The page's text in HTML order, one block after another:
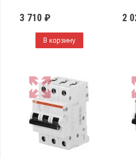
3 710 ₽
В корзину
2